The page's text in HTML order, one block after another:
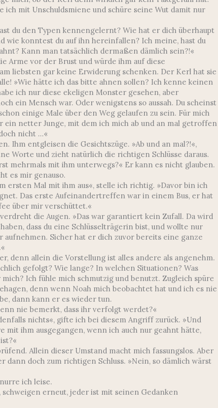
ich mit Unschuldsmiene und schüre seine Wut damit nur
du den Typen kennengelernt? Wie hat er dich überhaupt
wie konntest du auf ihn hereinfallen? Ich meine, hast du
Kann man tatsächlich dermaßen dämlich sein?!«
Arme vor der Brust und würde ihm auf diese
liebsten gar keine Erwiderung schenken. Der Kerl hat sie
»Wie hätte ich das bitte ahnen sollen? Ich kenne keinen
ich nur diese ekeligen Monster gesehen, aber
ein Mensch war. Oder wenigstens so aussah. Du scheinst
einige Male über den Weg gelaufen zu sein. Für mich
ein netter Junge, mit dem ich mich ab und an mal getroffen
nicht …«
Ihm entgleisen die Gesichtszüge. »Ab und an mal?!«,
Worte und zieht natürlich die richtigen Schlüsse daraus.
mehrmals mit ihm unterwegs?« Er kann es nicht glauben.
es mir genauso.
ersten Mal mit ihm aus«, stelle ich richtig. »Davor bin ich
Das erste Aufeinandertreffen war in einem Bus, er hat
über mir verschüttet.«
die Augen. »Das war garantiert kein Zufall. Da wird
dass du eine Schlüsselträgerin bist, und wollte nur
aufnehmen. Sicher hat er dich zuvor bereits eine ganze
denn allein die Vorstellung ist alles andere als angenehm.
gefolgt? Wie lange? In welchen Situationen? Was
Ich fühle mich schmutzig und benutzt. Zugleich spüre
denn wenn Noah mich beobachtet hat und ich es nie
dann kann er es wieder tun.
nie bemerkt, dass ihr verfolgt werdet?«
nichts«, gifte ich bei diesem Angriff zurück. »Und
mit ihm ausgegangen, wenn ich auch nur geahnt hätte,
Allein dieser Umstand macht mich fassungslos. Aber
dann doch zum richtigen Schluss. »Nein, so dämlich wärst
ich leise.
erneut, jeder ist mit seinen Gedanken